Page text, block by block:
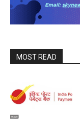
MOST READ